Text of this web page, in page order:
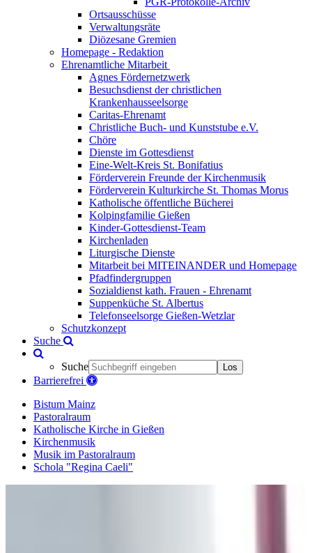
Ortsausschüsse
Verwaltungsräte
Diözesane Gremien
Homepage - Redaktion
Ehrenamtliche Mitarbeit
Agnes Fördernetzwerk
Besuchsdienst der christlichen
Krankenhausseelsorge
Caritas-Ehrenamt
Christliche Buch- und Kunststube e.V.
Chöre
Dienste im Gottesdienst
Eine-Welt-Kreis St. Bonifatius
Förderverein Freunde der Kirchenmusik
Förderverein Kulturkirche St. Thomas Morus
Katholische öffentliche Bücherei
Kolpingfamilie Gießen
Kinder-Gottesdienst-Team
Kirchenladen
Liturgische Dienste
Mitarbeit bei MITEINANDER und Homepage
Pfadfindergruppen
Sozialdienst kath. Frauen - Ehrenamt
Suppenküche St. Albertus
Telefonseelsorge Gießen-Wetzlar
Schutzkonzept
Suche
Suche Los
Barrierefrei
Bistum Mainz
Pastoralraum
Katholische Kirche in Gießen
Kirchenmusik
Musik im Pastoralraum
Schola "Regina Caeli"